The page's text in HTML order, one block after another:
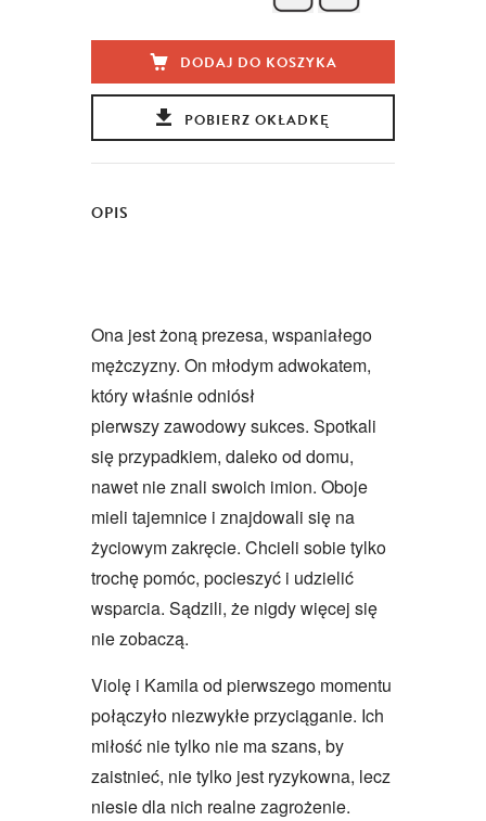
DODAJ DO KOSZYKA
POBIERZ OKŁADKĘ
OPIS
Ona jest żoną prezesa, wspaniałego
mężczyzny. On młodym adwokatem,
który właśnie odniósł
pierwszy zawodowy sukces. Spotkali
się przypadkiem, daleko od domu,
nawet nie znali swoich imion. Oboje
mieli tajemnice i znajdowali się na
życiowym zakręcie. Chcieli sobie tylko
trochę pomóc, pocieszyć i udzielić
wsparcia. Sądzili, że nigdy więcej się
nie zobaczą.
Violę i Kamila od pierwszego momentu
połączyło niezwykłe przyciąganie. Ich
miłość nie tylko nie ma szans, by
zaistnieć, nie tylko jest ryzykowna, lecz
niesie dla nich realne zagrożenie.